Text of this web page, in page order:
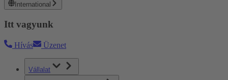
International
Itt vagyunk
Hívás Üzenet
Vállalat